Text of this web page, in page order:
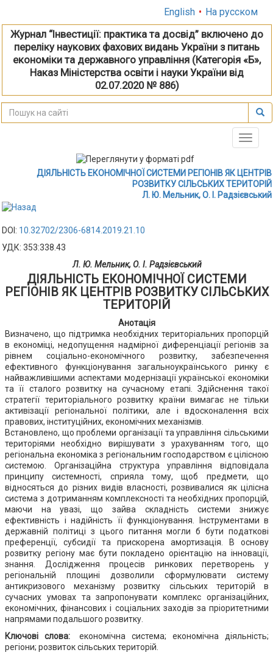
English • На русском
Журнал “Інвестиції: практика та досвід” включено до
переліку наукових фахових видань України з питань
економіки та державного управління (Категорія «Б»,
Наказ Міністерства освіти і науки України від
02.07.2020 № 886)
Toggle
ДІЯЛЬНІСТЬ ЕКОНОМІЧНОЇ СИСТЕМИ РЕГІОНІВ ЯК ЦЕНТРІВ
РОЗВИТКУ СІЛЬСЬКИХ ТЕРИТОРІЙ
Л. Ю. Мельник, О. І. Радзієвський
DOI: 10.32702/2306-6814.2019.21.10
УДК: 353:338.43
Л. Ю. Мельник, О. І. Радзієвський
ДІЯЛЬНІСТЬ ЕКОНОМІЧНОЇ СИСТЕМИ
РЕГІОНІВ ЯК ЦЕНТРІВ РОЗВИТКУ СІЛЬСЬКИХ
ТЕРИТОРІЙ
Анотація
Визначено, що підтримка необхідних територіальних пропорцій
в економіці, недопущення надмірної диференціації регіонів за
рівнем соціально-економічного розвитку, забезпечення
ефективного функціонування загальноукраїнського ринку є
найважливішими аспектами модернізації української економіки
та її сталого розвитку на сучасному етапі. Здійснення такої
стратегії територіального розвитку країни вимагає не тільки
активізації регіональної політики, але і вдосконалення всіх
правових, інституційних, економічних механізмів.
Встановлено, що проблеми організації та управління сільськими
територіями необхідно вирішувати з урахуванням того, що
регіональна економіка з регіональним господарством є цілісною
системою. Організаційна структура управління відповідала
принципу системності, сприяла тому, щоб предмети, що
відносяться до різних видів власності, розвивалися як цілісна
система з дотриманням комплексності та необхідних пропорцій,
маючи на увазі, що зайва складність системи знижує
ефективність і надійність її функціонування. Інструментами в
державній політиці з цього питання могли б бути податкові
преференції, субсидії та прискорена амортизація. В основу
розвитку регіону має бути покладено орієнтацію на інновації,
знання. Дослідження процесів ринкових перетворень у
регіональній площині дозволили сформулювати систему
антикризового механізму розвитку сільських територій в
сучасних умовах та запропонувати комплекс організаційних,
економічних, фінансових і соціальних заходів за пріоритетними
напрямами подальшого розвитку.
Ключові слова:
економічна система; економічна діяльність;
регіони; розвиток сільських територій.